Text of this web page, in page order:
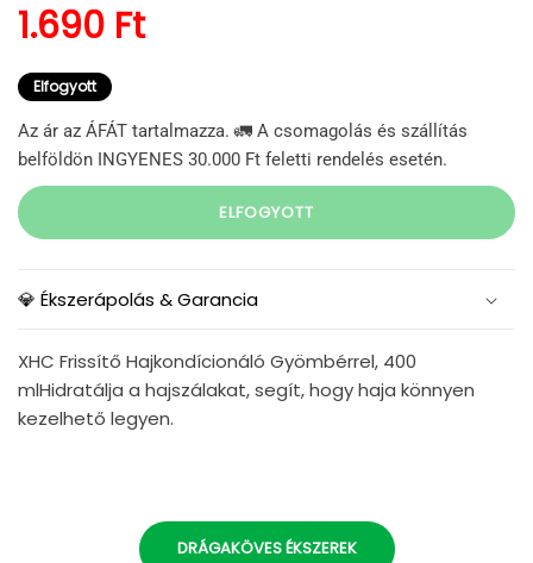
Normál ár
1.690 Ft
Elfogyott
Az ár az ÁFÁT tartalmazza. 🚛 A csomagolás és szállítás
belföldön INGYENES 30.000 Ft feletti rendelés esetén.
ELFOGYOTT
💎 Ékszerápolás & Garancia
XHC Frissítő Hajkondícionáló Gyömbérrel, 400
mlHidratálja a hajszálakat, segít, hogy haja könnyen
kezelhető legyen.
DRÁGAKÖVES ÉKSZEREK